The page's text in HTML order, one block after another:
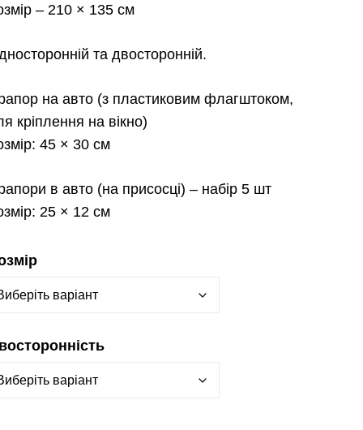
– 210 × 135 см
та двосторонній.
на авто (з пластиковим флагштоком,
кріплення на вікно)
45 × 30 см
в авто (на присосці) – набір 5 шт
25 × 12 см